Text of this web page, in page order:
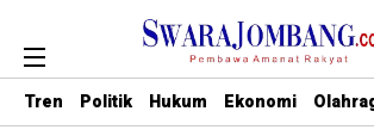
Tren Politik Hukum Ekonomi